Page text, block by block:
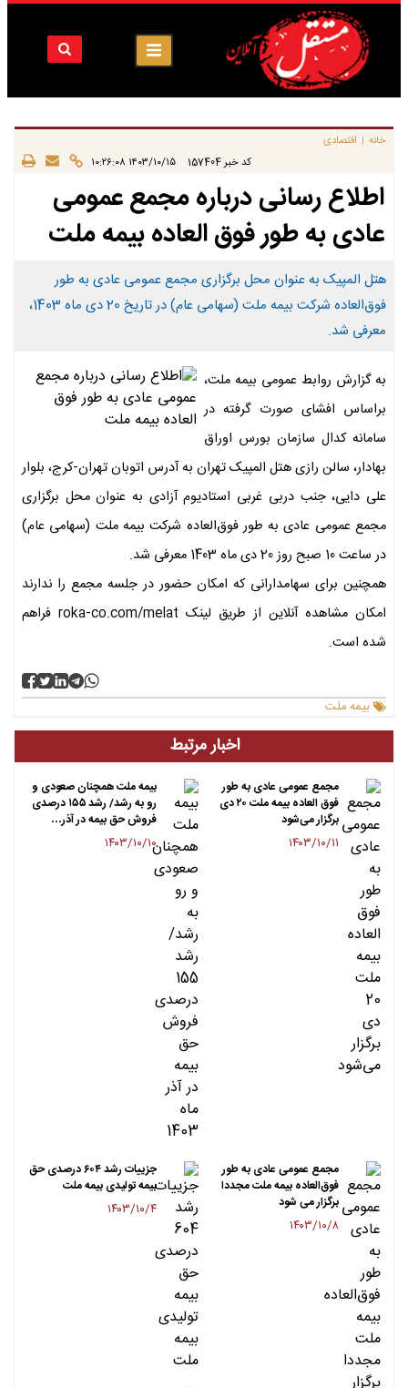
خانه | اقتصادی
کد خبر 157404 ۱۴۰۳/۱۰/۱۵ ۱۰:۲۶:۰۸
اطلاع رسانی درباره مجمع عمومی
عادی به طور فوق العاده بیمه ملت
هتل المپیک به عنوان محل برگزاری مجمع عمومی عادی به طور
فوق‌العاده شرکت بیمه ملت (سهامی عام) در تاریخ 20 دی ماه 1403،
معرفی شد.
به گزارش روابط عمومی بیمه ملت،
براساس افشای صورت گرفته در
سامانه کدال سازمان بورس اوراق
بهادار، سالن رازی هتل المپیک تهران به آدرس اتوبان تهران-کرج، بلوار
علی دایی، جنب دربی غربی استادیوم آزادی به عنوان محل برگزاری
مجمع عمومی عادی به طور فوق‌العاده شرکت بیمه ملت (سهامی عام)
در ساعت 10 صبح روز 20 دی ماه 1403 معرفی شد.
همچنین برای سهامدارانی که امکان حضور در جلسه مجمع را ندارند
امکان مشاهده آنلاین از طریق لینک roka-co.com/melat فراهم
شده است.
بیمه ملت
اخبار مرتبط
مجمع عمومی عادی به طور
فوق العاده بیمه ملت ۲۰ دی
برگزار می‌شود
۱۴۰۳/۱۰/۱۱
بیمه ملت همچنان صعودی و
رو به رشد/ رشد ۱۵۵ درصدی
فروش حق بیمه در آذر…
۱۴۰۳/۱۰/۱۰
مجمع عمومی عادی به طور
فوق‌العاده بیمه ملت مجددا
برگزار می شود
۱۴۰۳/۱۰/۸
جزییات رشد ۶۰۴ درصدی حق
بیمه تولیدی بیمه ملت
۱۴۰۳/۱۰/۴